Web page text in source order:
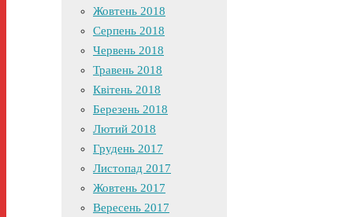
Жовтень 2018
Серпень 2018
Червень 2018
Травень 2018
Квітень 2018
Березень 2018
Лютий 2018
Грудень 2017
Листопад 2017
Жовтень 2017
Вересень 2017